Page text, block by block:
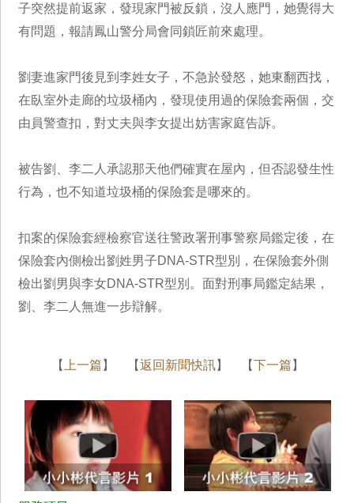
子突然提前返家，發現家門被反鎖，沒人應門，她覺得大
有問題，報請鳳山警分局會同鎖匠前來處理。
劉妻進家門後見到李姓女子，不急於發怒，她東翻西找，
在臥室外走廊的垃圾桶內，發現使用過的保險套兩個，交
由員警查扣，對丈夫與李女提出妨害家庭告訴。
被告劉、李二人承認那天他們確實在屋內，但否認發生性
行為，也不知道垃圾桶的保險套是哪來的。
扣案的保險套經檢察官送往警政署刑事警察局鑑定後，在
保險套內側檢出劉姓男子DNA-STR型別，在保險套外側
檢出劉男與李女DNA-STR型別。面對刑事局鑑定結果，
劉、李二人無進一步辯解。
【 上一篇 】 【返回新聞快訊】 【下一篇 】